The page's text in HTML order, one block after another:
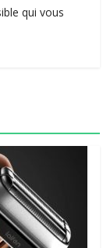
qui vous